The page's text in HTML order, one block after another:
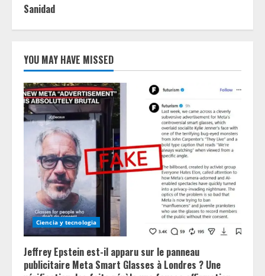
Sanidad
YOU MAY HAVE MISSED
Ciencia y tecnologia
Jeffrey Epstein est-il apparu sur le panneau
publicitaire Meta Smart Glasses à Londres ? Une